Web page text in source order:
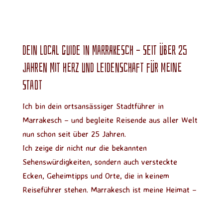
Dein Local Guide in Marrakesch – Seit über 25
Jahren mit Herz und Leidenschaft für meine
Stadt
Ich bin dein ortsansässiger Stadtführer in
Marrakesch – und begleite Reisende aus aller Welt
nun schon seit über 25 Jahren.
Ich zeige dir nicht nur die bekannten
Sehenswürdigkeiten, sondern auch versteckte
Ecken, Geheimtipps und Orte, die in keinem
Reiseführer stehen. Marrakesch ist meine Heimat –